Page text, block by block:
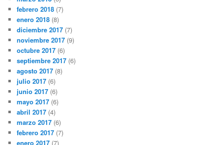
febrero 2018 (7)
enero 2018 (8)
diciembre 2017 (7)
noviembre 2017 (9)
octubre 2017 (6)
septiembre 2017 (6)
agosto 2017 (8)
julio 2017 (6)
junio 2017 (6)
mayo 2017 (6)
abril 2017 (4)
marzo 2017 (6)
febrero 2017 (7)
enero 2017 (7)